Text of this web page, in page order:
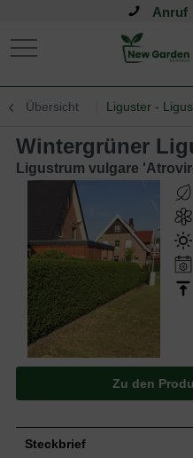
Anruf
Übersicht Liguster -
Wintergrüner
Ligustrum vulgare
Zu den
Steckbrief